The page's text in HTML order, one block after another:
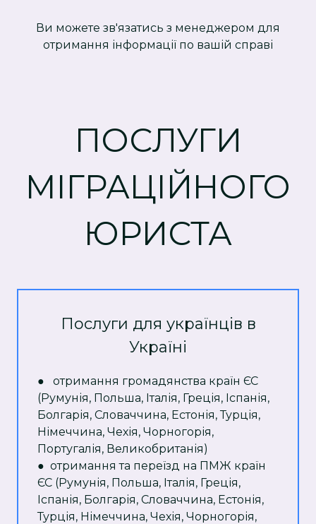
Ви можете зв'язатись з менеджером для
отримання інформації по вашій справі
ПОСЛУГИ
МІГРАЦІЙНОГО
ЮРИСТА
Послуги для українців в
Україні
● отримання громадянства країн ЄС
(Румунія, Польша, Італія, Греція, Іспанія,
Болгарія, Словаччина, Естонія, Турція,
Німеччина, Чехія, Чорногорія,
Португалія, Великобританія)
● отримання та переїзд на ПМЖ країн
ЄС (Румунія, Польша, Італія, Греція,
Іспанія, Болгарія, Словаччина, Естонія,
Турція, Німеччина, Чехія, Чорногорія,